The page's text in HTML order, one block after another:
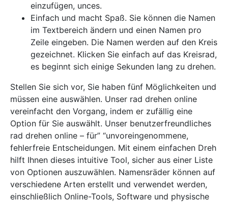
einzufügen, unces.
Einfach und macht Spaß. Sie können die Namen
im Textbereich ändern und einen Namen pro
Zeile eingeben. Die Namen werden auf den Kreis
gezeichnet. Klicken Sie einfach auf das Kreisrad,
es beginnt sich einige Sekunden lang zu drehen.
Stellen Sie sich vor, Sie haben fünf Möglichkeiten und
müssen eine auswählen. Unser rad drehen online
vereinfacht den Vorgang, indem er zufällig eine
Option für Sie auswählt. Unser benutzerfreundliches
rad drehen online – für” “unvoreingenommene,
fehlerfreie Entscheidungen. Mit einem einfachen Dreh
hilft Ihnen dieses intuitive Tool, sicher aus einer Liste
von Optionen auszuwählen. Namensräder können auf
verschiedene Arten erstellt und verwendet werden,
einschließlich Online-Tools, Software und physische